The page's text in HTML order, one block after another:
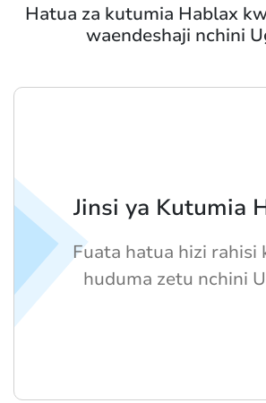
Hatua za kutumia Hablax
waendeshaji nchini
Jinsi ya Kutumia
Fuata hatua hizi rahisi
huduma zetu nchini